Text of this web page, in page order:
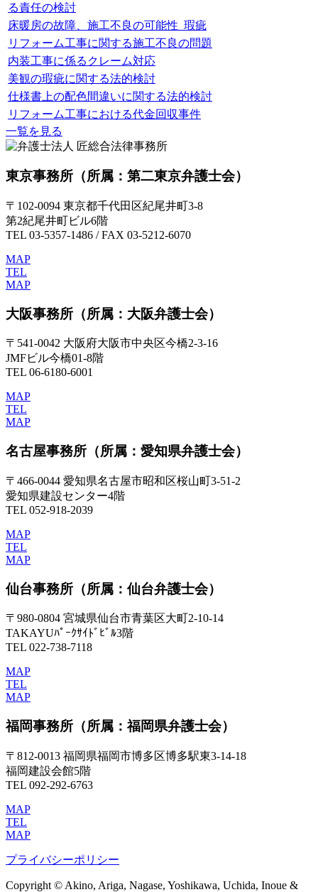
る責任の検討
床暖房の故障、施工不良の可能性_瑕疵
リフォーム工事に関する施工不良の問題
内装工事に係るクレーム対応
美観の瑕疵に関する法的検討
仕様書上の配色間違いに関する法的検討
リフォーム工事における代金回収事件
一覧を見る
東京事務所 （所属：第二東京弁護士会）
〒102-0094 東京都千代田区紀尾井町3-8
第2紀尾井町ビル6階
TEL 03-5357-1486 / FAX 03-5212-6070
MAP
TEL
MAP
大阪事務所 （所属：大阪弁護士会）
〒541-0042 大阪府大阪市中央区今橋2-3-16
JMFビル今橋01-8階
TEL 06-6180-6001
MAP
TEL
MAP
名古屋事務所 （所属：愛知県弁護士会）
〒466-0044 愛知県名古屋市昭和区桜山町3-51-2
愛知県建設センター4階
TEL 052-918-2039
MAP
TEL
MAP
仙台事務所 （所属：仙台弁護士会）
〒980-0804 宮城県仙台市青葉区大町2-10-14
TAKAYUﾊﾟｰｸｻｲﾄﾞﾋﾞﾙ3階
TEL 022-738-7118
MAP
TEL
MAP
福岡事務所 （所属：福岡県弁護士会）
〒812-0013 福岡県福岡市博多区博多駅東3-14-18
福岡建設会館5階
TEL 092-292-6763
MAP
TEL
MAP
プライバシーポリシー
Copyright © Akino, Ariga, Nagase, Yoshikawa, Uchida, Inoue &